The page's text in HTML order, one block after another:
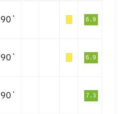
90` 6.9
90` 6.9
90` 7.3